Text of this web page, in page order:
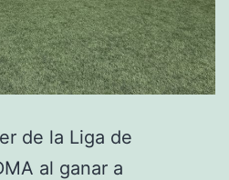
de la Liga de
al ganar a